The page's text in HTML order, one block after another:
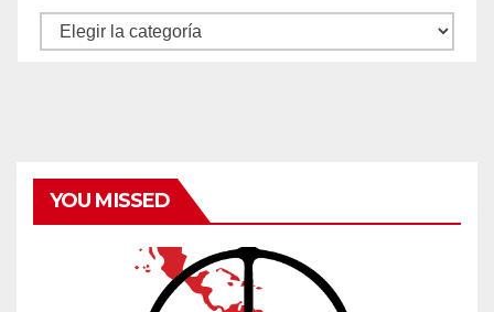
Autores
YOU MISSED